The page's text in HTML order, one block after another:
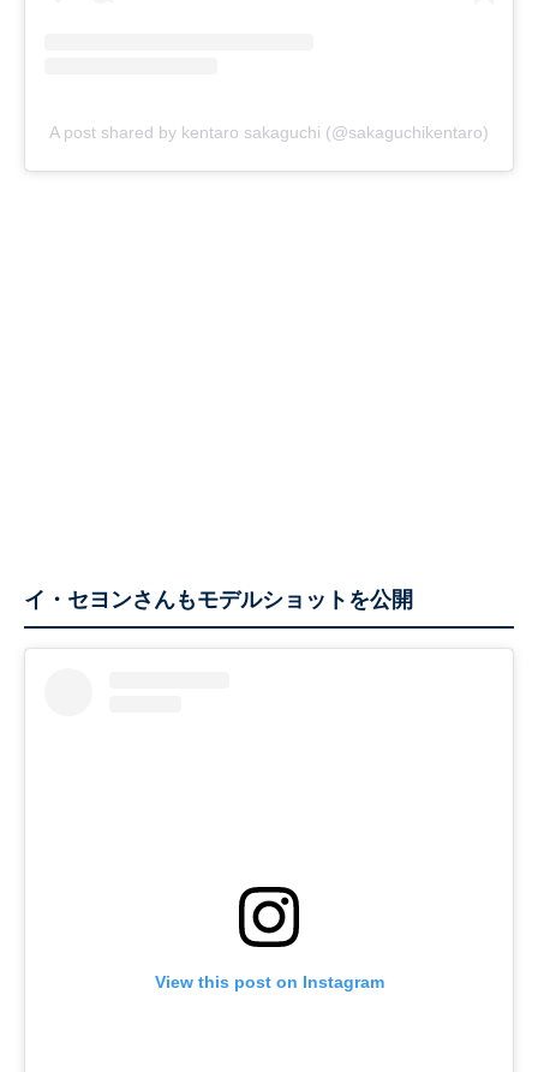
A post shared by kentaro sakaguchi (@sakaguchikentaro)
イ・セヨンさんもモデルショットを公開
View this post on Instagram